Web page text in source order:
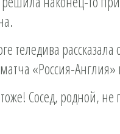
теледива
«Россия-
Сосед, родной,